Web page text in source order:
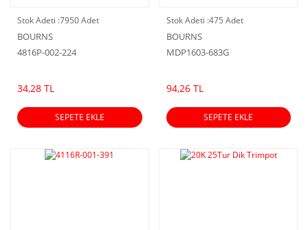
Stok Adeti :7950 Adet
BOURNS
4816P-002-224
34,28 TL
SEPETE EKLE
Stok Adeti :475 Adet
BOURNS
MDP1603-683G
94,26 TL
SEPETE EKLE